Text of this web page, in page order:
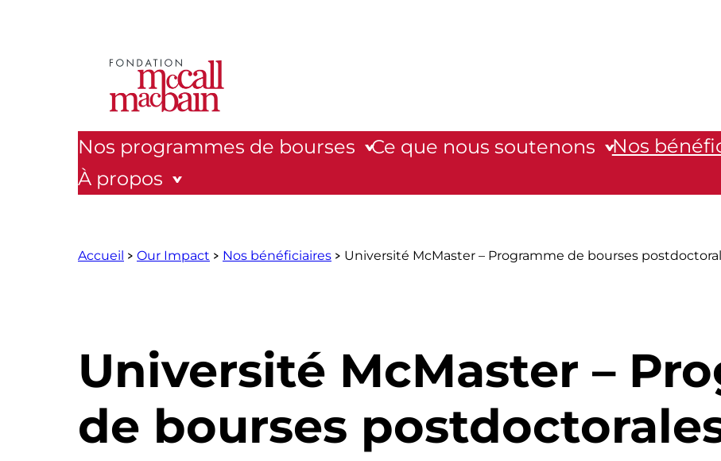
Nos programmes de bourses Ce que nous soutenons Nos
À propos
Accueil Our Impact Nos bénéficiaires Université McMaster – Programme de bourses
Université McMaster –
de bourses